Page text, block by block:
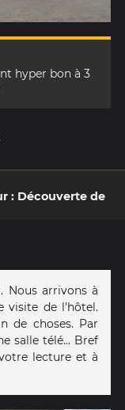
hyper bon à 3
: Découverte de
Nous arrivons à
visite de l'hôtel.
de choses. Par
salle télé... Bref
lecture et à